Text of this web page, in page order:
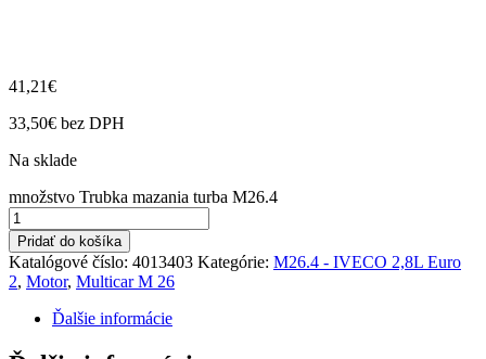
41,21€
33,50€ bez DPH
Na sklade
množstvo Trubka mazania turba M26.4
Pridať do košíka
Katalógové číslo: 4013403 Kategórie: M26.4 - IVECO 2,8L Euro
2, Motor, Multicar M 26
Ďalšie informácie